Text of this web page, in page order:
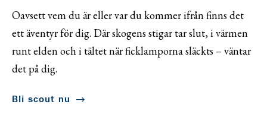
Oavsett vem du är eller var du kommer ifrån finns det
ett äventyr för dig. Där skogens stigar tar slut, i värmen
runt elden och i tältet när ficklamporna släckts – väntar
det på dig.
Bli scout nu